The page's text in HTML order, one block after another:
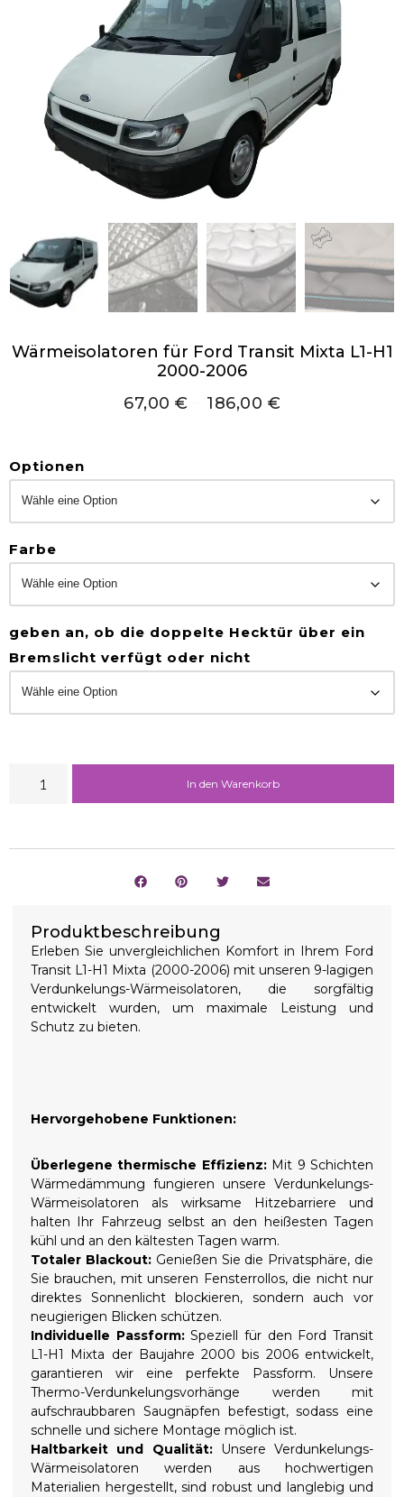
Wärmeisolatoren für Ford Transit Mixta L1-H1
2000-2006
67,00 € 186,00 €
Optionen
Farbe
geben an, ob die doppelte Hecktür über ein
Bremslicht verfügt oder nicht
In den Warenkorb
Produktbeschreibung
Erleben Sie unvergleichlichen Komfort in Ihrem Ford
Transit L1-H1 Mixta (2000-2006) mit unseren 9-lagigen
Verdunkelungs-Wärmeisolatoren, die sorgfältig
entwickelt wurden, um maximale Leistung und
Schutz zu bieten.
Hervorgehobene Funktionen:
Überlegene thermische Effizienz:Mit 9 Schichten
Wärmedämmung fungieren unsere Verdunkelungs-
Wärmeisolatoren als wirksame Hitzebarriere und
halten Ihr Fahrzeug selbst an den heißesten Tagen
kühl und an den kältesten Tagen warm.
Totaler Blackout:Genießen Sie die Privatsphäre, die
Sie brauchen, mit unseren Fensterrollos, die nicht nur
direktes Sonnenlicht blockieren, sondern auch vor
neugierigen Blicken schützen.
Individuelle Passform:Speziell für den Ford Transit
L1-H1 Mixta der Baujahre 2000 bis 2006 entwickelt,
garantieren wir eine perfekte Passform. Unsere
Thermo-Verdunkelungsvorhänge werden mit
aufschraubbaren Saugnäpfen befestigt, sodass eine
schnelle und sichere Montage möglich ist.
Haltbarkeit und Qualität:Unsere Verdunkelungs-
Wärmeisolatoren werden aus hochwertigen
Materialien hergestellt, sind robust und langlebig und